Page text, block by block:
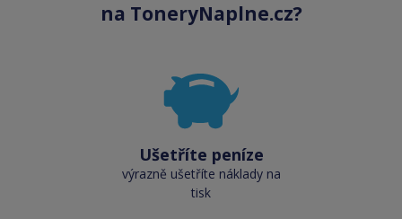
na ToneryNaplne.cz?
Ušetříte peníze
výrazně ušetříte náklady na
tisk